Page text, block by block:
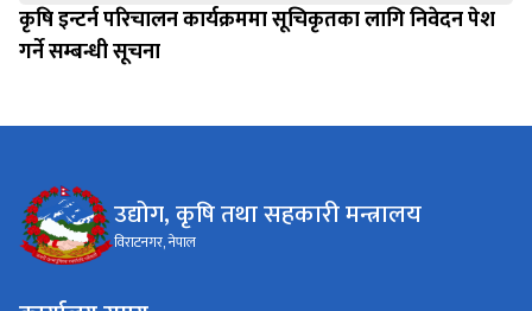
कृषि इन्टर्न परिचालन कार्यक्रममा सूचिकृतका लागि निवेदन पेश
गर्ने सम्बन्धी सूचना
उद्योग, कृषि तथा सहकारी मन्त्रालय
विराटनगर, नेपाल